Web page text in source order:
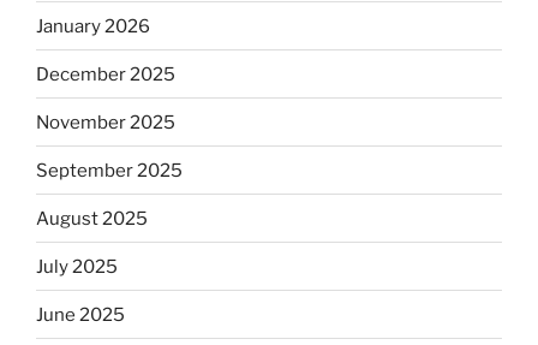
January 2026
December 2025
November 2025
September 2025
August 2025
July 2025
June 2025